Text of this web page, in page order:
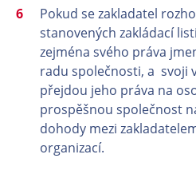
Pokud se zakladatel
stanovených zakládací
zejména svého práva
radu společnosti, a svoji
přejdou jeho práva na
prospěšnou společnost
dohody mezi
organizací.